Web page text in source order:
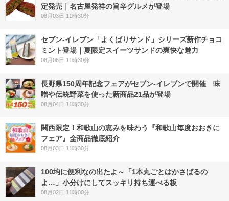
定発売｜名古屋発祥の旨辛グルメが登場
08月03日 11時30分
セブン‐イレブン「よくばりサンド」シリーズ新作チョコ
ミント登場｜夏限定スイーツサンドの爽快な魅力
08月06日 11時30分
長野県150周年記念フェアがセブン-イレブンで開催 味
噌や伝統野菜を使った新商品21品が登場
08月04日 11時30分
関西限定！和歌山の恵みを味わう『和歌山毎度おおきに
フェア』全商品徹底紹介
08月03日 11時30分
100均に便利なの出たよ～「1本丸ごとはかさばるの
よ…」小分けにしてスッキリ持ち運べる板
08月02日 11時00分